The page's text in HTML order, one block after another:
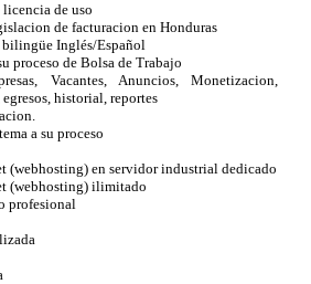
licencia de uso
de facturacion en Honduras
Inglés/Español
proceso de Bolsa de Trabajo
Vacantes, Anuncios, Monetizacion,
historial, reportes
a su proceso
(webhosting) en servidor industrial dedicado
(webhosting) ilimitado
profesional